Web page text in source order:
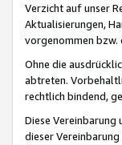
Verzicht auf unser
Aktualisierungen,
vorgenommen
Ohne die
abtreten.
rechtlich bindend,
Diese Vereinbarung
dieser